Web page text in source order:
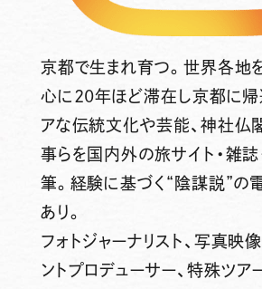
京都で生まれ育つ。世界各地
心に20年ほど滞在し京都に帰
アな伝統文化や芸能、神社仏
事らを国内外の旅サイト・雑誌
筆。経験に基づく“陰謀説”の
あり。
フォトジャーナリスト、写真映
ントプロデューサー、特殊ツア